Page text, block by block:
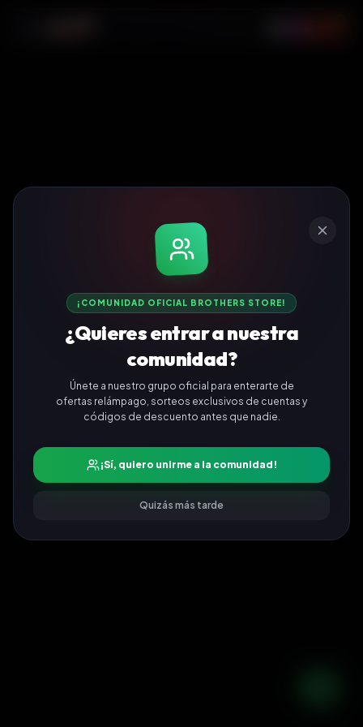
¡COMUNIDAD OFICIAL BROTHERS STORE!
¿Quieres entrar a nuestra
comunidad?
Únete a nuestro grupo oficial para enterarte de
ofertas relámpago, sorteos exclusivos de cuentas y
códigos de descuento antes que nadie.
¡Sí, quiero unirme a la comunidad!
Quizás más tarde